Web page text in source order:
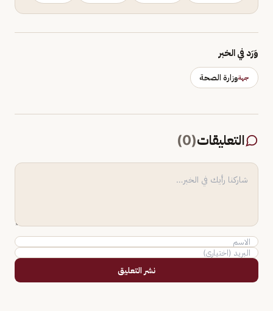
وَرَد في الخبر
جهةوزارة الصحة
التعليقات(
0
)
نشر التعليق